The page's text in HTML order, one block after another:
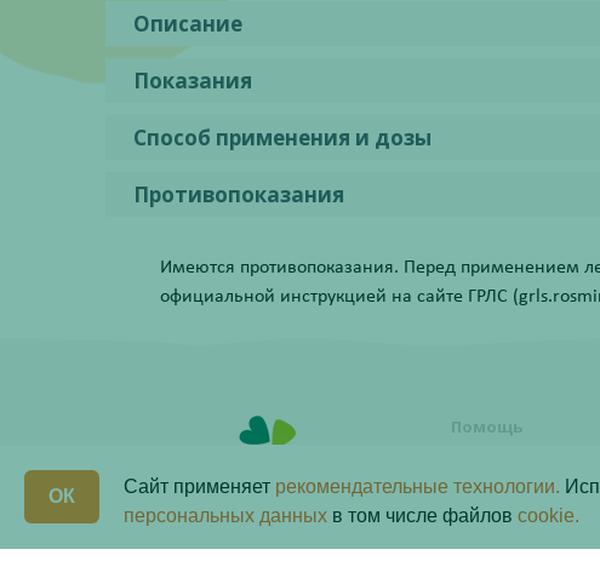
Описание
Показания
Способ применения и дозы
Противопоказания
Имеются противопоказания. Перед применением
официальной инструкцией на сайте ГРЛС
Помощь
заказа
Как сделать заказ
Программы
Сайт применяет рекомендательные технологии.
персональных данных в том числе файлов cookie.
ОК